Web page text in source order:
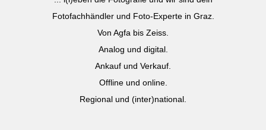
Fotofachhändler und Foto-Experte in Graz.
Von Agfa bis Zeiss.
Analog und digital.
Ankauf und Verkauf.
Offline und online.
Regional und (inter)national.